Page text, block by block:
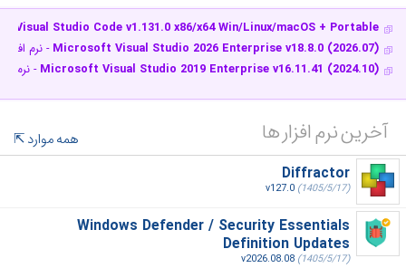
Visual Studio Code v1.131.0 x86/x64 Win/Linux/macOS + Portable
Microsoft Visual Studio 2026 Enterprise v18.8.0 (2026.07) - نرم افزار
Microsoft Visual Studio 2019 Enterprise v16.11.41 (2024.10) - نرم افزار
آخرین نرم افزار ها
همه موارد
Diffractor
v127.0 (1405/5/17)
Windows Defender / Security Essentials
Definition Updates
v2026.08.08 (1405/5/17)